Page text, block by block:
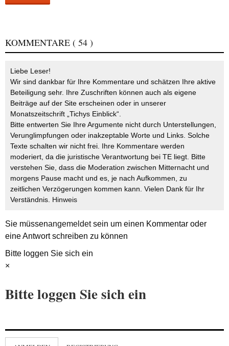
KOMMENTARE ( 54 )
Liebe Leser!
Wir sind dankbar für Ihre Kommentare und schätzen Ihre aktive
Beteiligung sehr. Ihre Zuschriften können auch als eigene
Beiträge auf der Site erscheinen oder in unserer
Monatszeitschrift „Tichys Einblick“.
Bitte entwerten Sie Ihre Argumente nicht durch Unterstellungen,
Verunglimpfungen oder inakzeptable Worte und Links. Solche
Texte schalten wir nicht frei. Ihre Kommentare werden
moderiert, da die juristische Verantwortung bei TE liegt. Bitte
verstehen Sie, dass die Moderation zwischen Mitternacht und
morgens Pause macht und es, je nach Aufkommen, zu
zeitlichen Verzögerungen kommen kann. Vielen Dank für Ihr
Verständnis. Hinweis
Sie müssenangemeldetsein um einen Kommentar oder
eine Antwort schreiben zu können
Bitte loggen Sie sich ein
×
Bitte loggen Sie sich ein